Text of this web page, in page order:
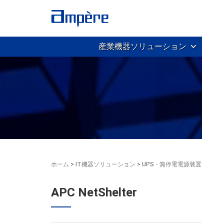
産業機器ソリューション
ホーム > IT機器ソリューション > UPS - 無停電電源装置
APC NetShelter